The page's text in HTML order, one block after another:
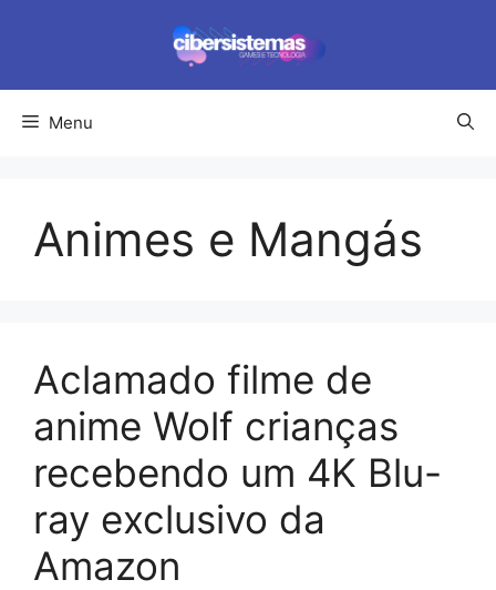
conteúdo
Menu
Animes e Mangás
Aclamado filme de
anime Wolf crianças
recebendo um 4K Blu-
ray exclusivo da
Amazon